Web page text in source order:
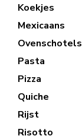
Koekjes
Mexicaans
Ovenschotels
Pasta
Pizza
Quiche
Rijst
Risotto